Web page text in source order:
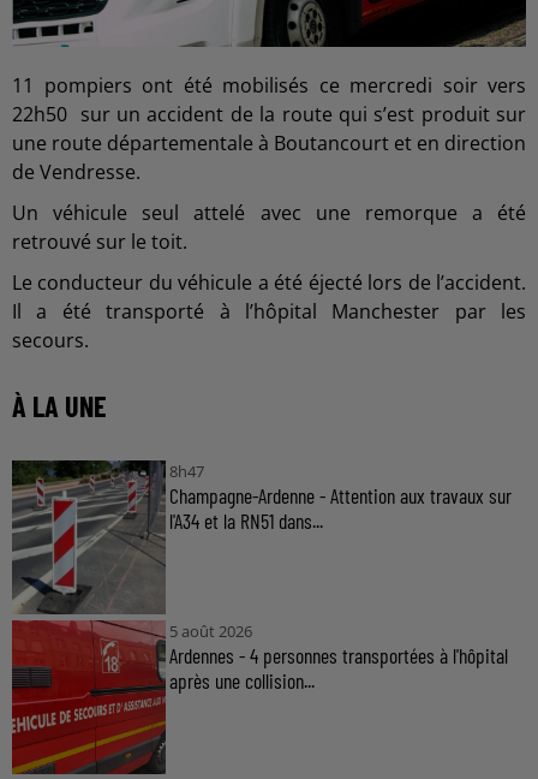
11 pompiers ont été mobilisés ce mercredi soir vers
22h50 sur un accident de la route qui s’est produit sur
une route départementale à Boutancourt et en direction
de Vendresse.
Un véhicule seul attelé avec une remorque a été
retrouvé sur le toit.
Le conducteur du véhicule a été éjecté lors de l’accident.
Il a été transporté à l’hôpital Manchester par les
secours.
À LA UNE
8h47
Champagne-Ardenne - Attention aux travaux sur
l'A34 et la RN51 dans...
5 août 2026
Ardennes - 4 personnes transportées à l'hôpital
après une collision...